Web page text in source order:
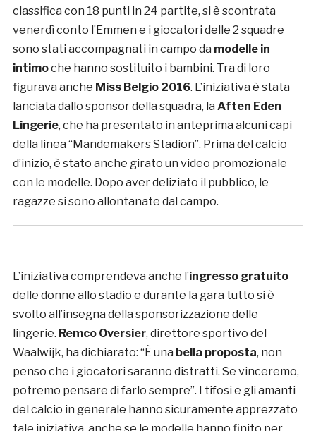
classifica con 18 punti in 24 partite, si è scontrata
venerdì conto l’Emmen e i giocatori delle 2 squadre
sono stati accompagnati in campo da modelle in
intimoche hanno sostituito i bambini. Tra di loro
figurava anche Miss Belgio 2016. L’iniziativa è stata
lanciata dallo sponsor della squadra, la Aften Eden
Lingerie, che ha presentato in anteprima alcuni capi
della linea “Mandemakers Stadion”. Prima del calcio
d’inizio, è stato anche girato un video promozionale
con le modelle. Dopo aver deliziato il pubblico, le
ragazze si sono allontanate dal campo.
L’iniziativa comprendeva anche l’ingresso gratuito
delle donne allo stadio e durante la gara tutto si è
svolto all’insegna della sponsorizzazione delle
lingerie. Remco Oversier, direttore sportivo del
Waalwijk, ha dichiarato: “È una bella proposta, non
penso che i giocatori saranno distratti. Se vinceremo,
potremo pensare di farlo sempre”. I tifosi e gli amanti
del calcio in generale hanno sicuramente apprezzato